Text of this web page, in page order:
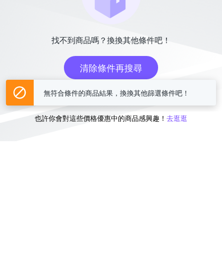
找不到商品嗎？換換其他條件吧！
清除條件再搜尋
或
也許你會對這些價格優惠中的商品感興趣！ 去逛逛
無符合條件的商品結果，換換其他篩選條件吧！